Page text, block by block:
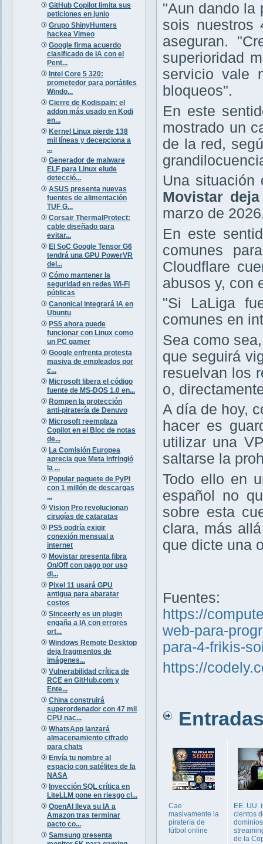
GitHub Copilot limita sus
peticiones en junio
Grupo ShinyHunters
hackea Vimeo
Google firma acuerdo
clasificado de IA con el
Pent...
Intel Core 5 320:
prometedor para portátiles
Windo...
Cierre de Kodispain: el
addon más usado en Kodi
en...
Kernel Linux pierde 138
mil líneas y decepciona a
...
Generador de malware
ELF para Linux elude
detecció...
ASUS presenta nuevas
fuentes de alimentación
TUF G...
Corsair ThermalProtect:
cable diseñado para
evitar...
El SoC Google Tensor G6
tendrá una GPU PowerVR
del...
Cómo mantener la
seguridad en redes Wi-Fi
públicas
Canonical integrará IA en
Ubuntu
PS5 ahora puede
funcionar con Linux como
un PC gamer
Google enfrenta protesta
masiva de empleados por
c...
Microsoft libera el código
fuente de MS-DOS 1.0 en...
Rompen la protección
anti-piratería de Denuvo
Microsoft reemplaza
Copilot en el Bloc de notas
de...
La Comisión Europea
aprecia que Meta infringió
la ...
Popular paquete de PyPI
con 1 millón de descargas
...
Vision Pro revolucionan
cirugías de cataratas
PS5 podría exigir
conexión mensual a
internet
Movistar presenta fibra
On/Off con pago por uso
di...
Pixel 11 usará GPU
antigua para abaratar
costos
Sinceerly es un plugin
engaña a IA con errores
ort...
Windows Remote Desktop
deja fragmentos de
imágenes...
Vulnerabilidad crítica de
RCE en GitHub.com y
Ente...
China construirá
superordenador con 47 mil
CPU nac...
WhatsApp lanzará
almacenamiento cifrado
para chats
Envía tu nombre al
espacio con satélites de la
NASA
Inyección SQL crítica en
LiteLLM pone en riesgo cl...
OpenAI lleva su IA a
Amazon tras terminar
pacto co...
Samsung presenta
"Aun dando la
sois nuestros
aseguran.
superioridad
servicio vale
bloqueos".
En este
mostrado un
de la red,
Una
Movistar
marzo de
En este
comunes
Cloudflare
abusos y, con
"Si LaLiga
comunes en
Sea como
que seguirá
resuelvan los
o,
A día de hoy,
hacer es
utilizar una
saltarse la
Todo ello en
español no
sobre esta
clara, más
que dicte una
Fuentes:
https://
web-para-
para-4-frikis-
https://
Entradas
Cae
masivamente la
piratería de
fútbol online
EE. UU.
cientos
de la